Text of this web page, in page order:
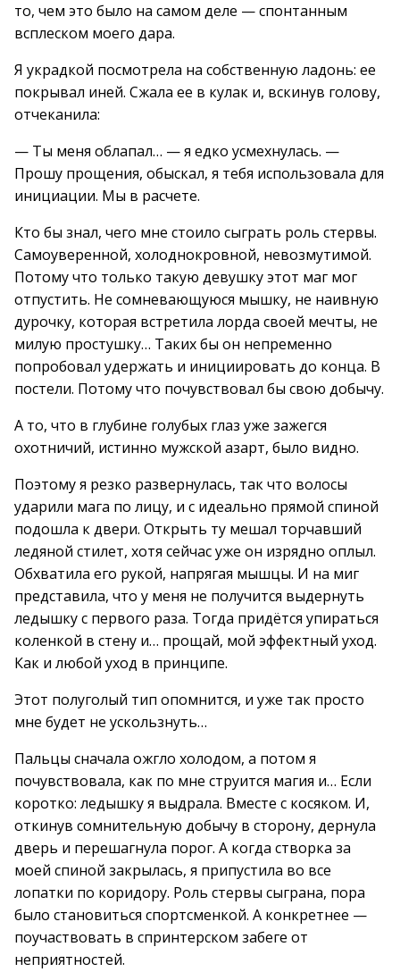
то, чем это было на самом деле — спонтанным
всплеском моего дара.
Я украдкой посмотрела на собственную ладонь: ее
покрывал иней. Сжала ее в кулак и, вскинув голову,
отчеканила:
— Ты меня облапал… — я едко усмехнулась. —
Прошу прощения, обыскал, я тебя использовала для
инициации. Мы в расчете.
Кто бы знал, чего мне стоило сыграть роль стервы.
Самоуверенной, холоднокровной, невозмутимой.
Потому что только такую девушку этот маг мог
отпустить. Не сомневающуюся мышку, не наивную
дурочку, которая встретила лорда своей мечты, не
милую простушку… Таких бы он непременно
попробовал удержать и инициировать до конца. В
постели. Потому что почувствовал бы свою добычу.
А то, что в глубине голубых глаз уже зажегся
охотничий, истинно мужской азарт, было видно.
Поэтому я резко развернулась, так что волосы
ударили мага по лицу, и с идеально прямой спиной
подошла к двери. Открыть ту мешал торчавший
ледяной стилет, хотя сейчас уже он изрядно оплыл.
Обхватила его рукой, напрягая мышцы. И на миг
представила, что у меня не получится выдернуть
ледышку с первого раза. Тогда придётся упираться
коленкой в стену и… прощай, мой эффектный уход.
Как и любой уход в принципе.
Этот полуголый тип опомнится, и уже так просто
мне будет не ускользнуть…
Пальцы сначала ожгло холодом, а потом я
почувствовала, как по мне струится магия и… Если
коротко: ледышку я выдрала. Вместе с косяком. И,
откинув сомнительную добычу в сторону, дернула
дверь и перешагнула порог. А когда створка за
моей спиной закрылась, я припустила во все
лопатки по коридору. Роль стервы сыграна, пора
было становиться спортсменкой. А конкретнее —
поучаствовать в спринтерском забеге от
неприятностей.